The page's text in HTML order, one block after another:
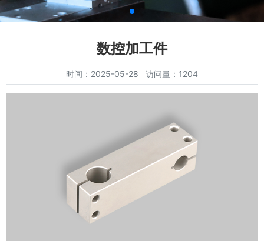
数控加工件
时间：2025-05-28 访问量：1204